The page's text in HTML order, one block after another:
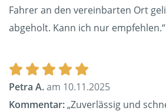
Fahrer an den vereinbarten Ort
abgeholt. Kann ich nur empfehlen.“
Petra A.am 10.11.2025
Kommentar:„Zuverlässig und